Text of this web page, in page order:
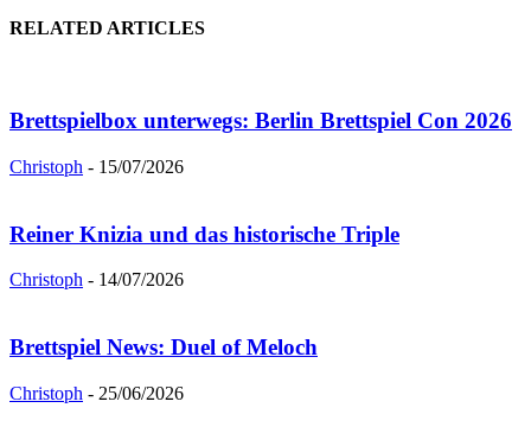
RELATED ARTICLES
Brettspielbox unterwegs: Berlin Brettspiel Con 2026
Christoph - 15/07/2026
Reiner Knizia und das historische Triple
Christoph - 14/07/2026
Brettspiel News: Duel of Meloch
Christoph - 25/06/2026